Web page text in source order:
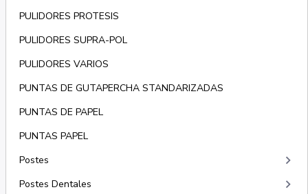
PULIDORES PROTESIS
PULIDORES SUPRA-POL
PULIDORES VARIOS
PUNTAS DE GUTAPERCHA STANDARIZADAS
PUNTAS DE PAPEL
PUNTAS PAPEL
Postes
keyboard_arrow_right
Postes Dentales keyboard_arrow_right